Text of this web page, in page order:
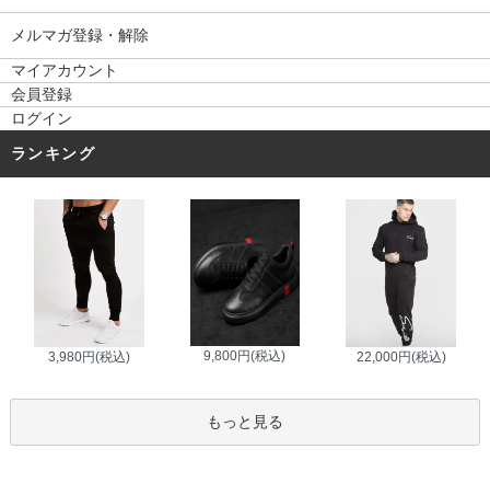
メルマガ登録・解除
マイアカウント
会員登録
ログイン
ランキング
3,980円(税込) 9,800円(税込) 22,000円(税込)
もっと見る